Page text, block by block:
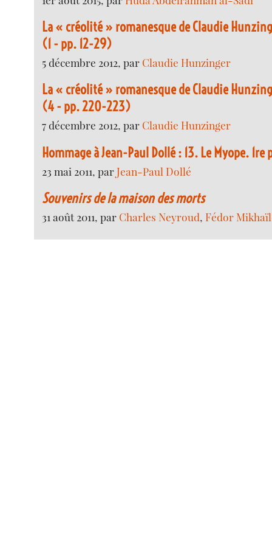
La « créolité » romanesque de Claudie
(1 - pp. 12-29)
5 décembre 2012, par Claudie Hunzinger
La « créolité » romanesque de Claudie
(4 - pp. 220-223)
7 décembre 2012, par Claudie Hunzinger
Hommage à Jean-Paul Dollé : 13. Le Myope.
23 mai 2011, parJean-Paul Dollé
Souvenirs de la maison des morts
31 août 2011, par Charles Neyroud,Fédor